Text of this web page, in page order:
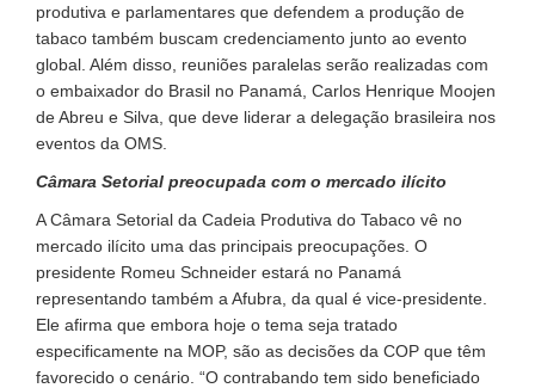
produtiva e parlamentares que defendem a produção de
tabaco também buscam credenciamento junto ao evento
global. Além disso, reuniões paralelas serão realizadas com
o embaixador do Brasil no Panamá, Carlos Henrique Moojen
de Abreu e Silva, que deve liderar a delegação brasileira nos
eventos da OMS.
Câmara Setorial preocupada com o mercado ilícito
A Câmara Setorial da Cadeia Produtiva do Tabaco vê no
mercado ilícito uma das principais preocupações. O
presidente Romeu Schneider estará no Panamá
representando também a Afubra, da qual é vice-presidente.
Ele afirma que embora hoje o tema seja tratado
especificamente na MOP, são as decisões da COP que têm
favorecido o cenário. “O contrabando tem sido beneficiado